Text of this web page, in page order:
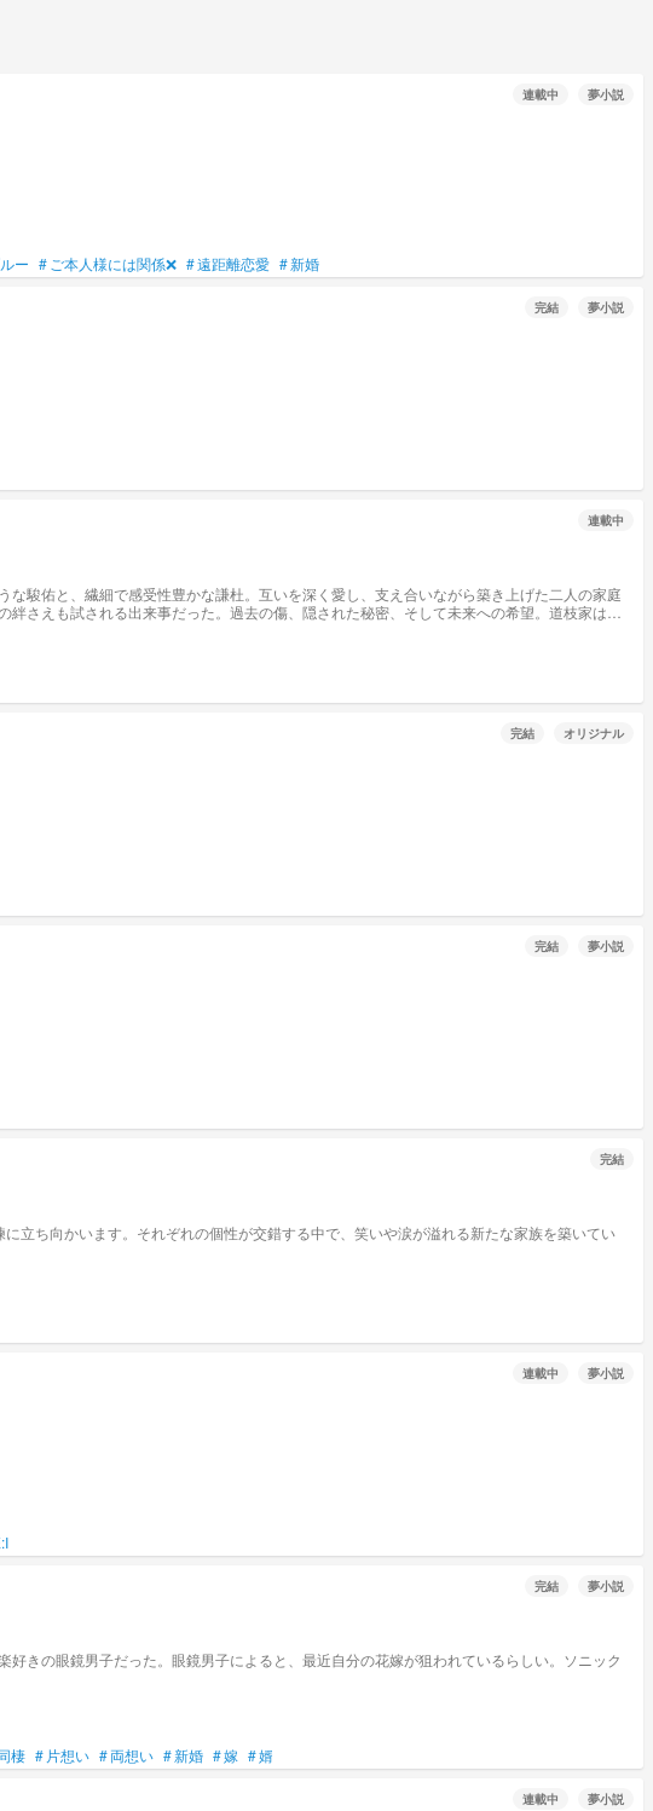
連載中 夢小説
ー # ご本人様には関係❌ #遠距離恋愛 #新婚
完結 夢小説
連載中
駿佑と、繊細で感受性豊かな謙杜。互いを深く愛し、支え合いながら築き上げた二人の家庭
さえも試される出来事だった。過去の傷、隠された秘密、そして未来への希望。道枝家は、
完結 オリジナル
完結 夢小説
完結
立ち向かいます。それぞれの個性が交錯する中で、笑いや涙が溢れる新たな家族を築いてい
連載中 夢小説
完結 夢小説
きの眼鏡男子だった。眼鏡男子によると、最近自分の花嫁が狙われているらしい。ソニック
棲 # 片想い #両想い #新婚 #嫁 #婿
連載中 夢小説